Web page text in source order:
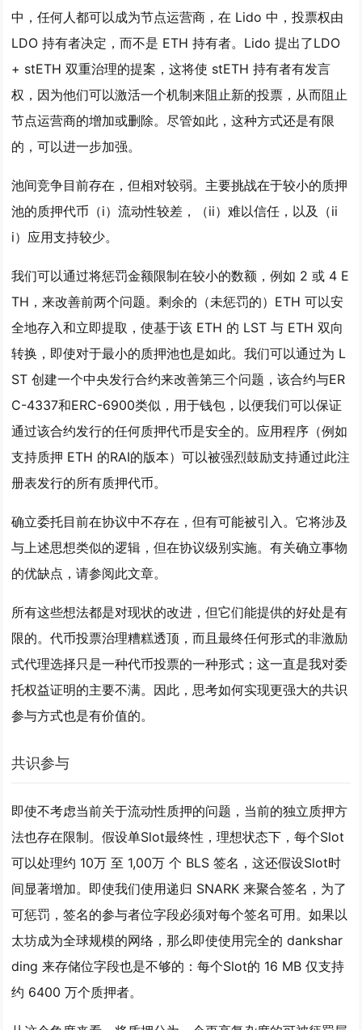
中，任何人都可以成为节点运营商，在 Lido 中，投票权由
LDO 持有者决定，而不是 ETH 持有者。Lido 提出了LDO
+ stETH 双重治理的提案，这将使 stETH 持有者有发言
权，因为他们可以激活一个机制来阻止新的投票，从而阻止
节点运营商的增加或删除。尽管如此，这种方式还是有限
的，可以进一步加强。
池间竞争目前存在，但相对较弱。主要挑战在于较小的质押
池的质押代币（i）流动性较差，（ii）难以信任，以及（ii
i）应用支持较少。
我们可以通过将惩罚金额限制在较小的数额，例如 2 或 4 E
TH ，来改善前两个问题。剩余的（未惩罚的）ETH 可以安
全地存入和立即提取，使基于该 ETH 的 LST 与 ETH 双向
转换，即使对于最小的质押池也是如此。我们可以通过为 L
ST 创建一个中央发行合约来改善第三个问题，该合约与ER
C-4337和ERC-6900类似，用于钱包，以便我们可以保证
通过该合约发行的任何质押代币是安全的。应用程序（例如
支持质押 ETH 的RAI的版本）可以被强烈鼓励支持通过此注
册表发行的所有质押代币。
确立委托目前在协议中不存在，但有可能被引入。它将涉及
与上述思想类似的逻辑，但在协议级别实施。有关确立事物
的优缺点，请参阅此文章。
所有这些想法都是对现状的改进，但它们能提供的好处是有
限的。代币投票治理糟糕透顶，而且最终任何形式的非激励
式代理选择只是一种代币投票的一种形式；这一直是我对委
托权益证明的主要不满。因此，思考如何实现更强大的共识
参与方式也是有价值的。
共识参与
即使不考虑当前关于流动性质押的问题，当前的独立质押方
法也存在限制。假设单Slot最终性，理想状态下，每个Slot
可以处理约 10万 至 1,00万 个 BLS 签名，这还假设Slot时
间显著增加。即使我们使用递归 SNARK 来聚合签名， 为了
可惩罚，签名的参与者位字段必须对每个签名可用。如果以
太坊成为全球规模的网络，那么即使使用完全的 dankshar
ding 来存储位字段也是不够的：每个Slot的 16 MB 仅支持
约 6400 万个质押者。